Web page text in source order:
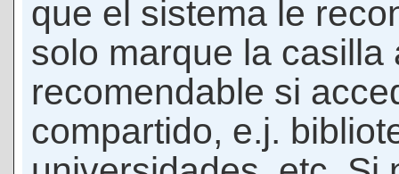
que el sistema le
solo marque la casilla
recomendable si
compartido, e.j.